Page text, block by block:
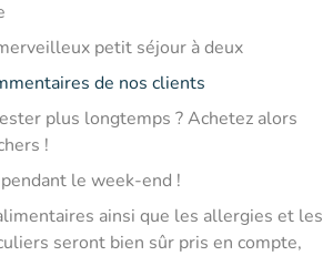
petit séjour à deux
de nos clients
plus longtemps ? Achetez alors
!
le week-end !
ainsi que les allergies et les
seront bien sûr pris en compte,